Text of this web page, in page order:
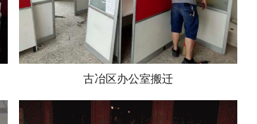
古冶区办公室搬迁